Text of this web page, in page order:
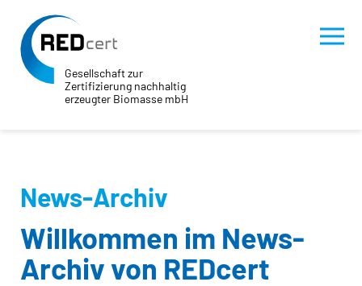
Gesellschaft zur
Zertifizierung nachhaltig
erzeugter Biomasse mbH
News-Archiv
Willkommen im News-
Archiv von REDcert